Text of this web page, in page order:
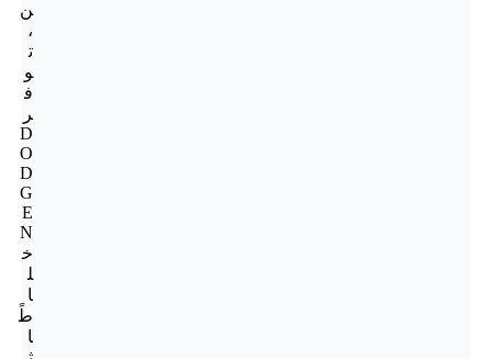
ن
،
ت
و
ف
ر
D
O
D
G
E
N
خ
ل
ا
طً
ا